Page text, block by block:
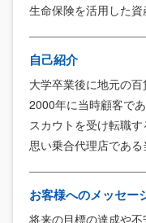
生命保険を活用した
自己紹介
大学卒業後に地元の百
2000年に当時顧客で
スカウトを受け転職
思い乗合代理店である
お客様へのメッセー
将来の目標の達成や